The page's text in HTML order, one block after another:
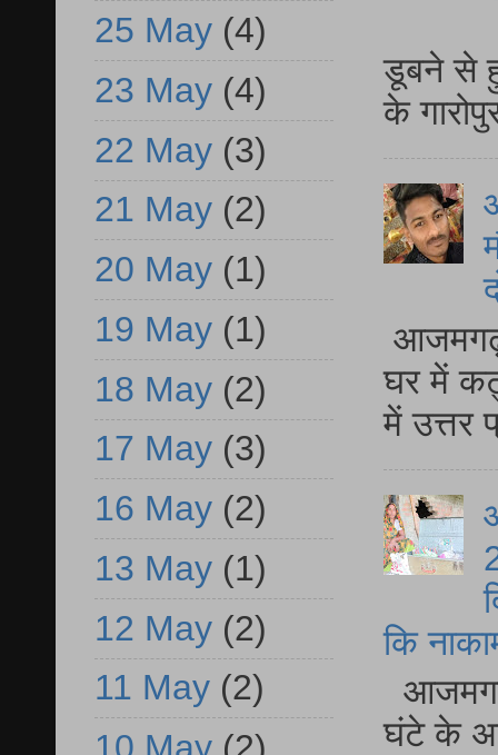
डूबने से
के
घर में
में
कि
घंटे के
25 May (4)
23 May (4)
22 May (3)
21 May (2)
20 May (1)
19 May (1)
18 May (2)
17 May (3)
16 May (2)
13 May (1)
12 May (2)
11 May (2)